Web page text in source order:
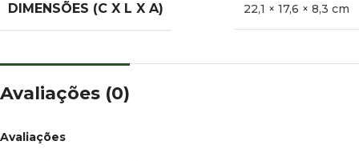
DIMENSÕES (C X L X A) 22,1 × 17,6 × 8,3 cm
Avaliações (0)
Avaliações